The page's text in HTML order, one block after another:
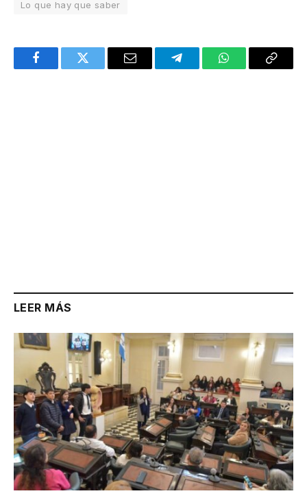
Lo que hay que saber
FacebookTwitter Email TelegramWhatsAppCopy
LEER MÁS